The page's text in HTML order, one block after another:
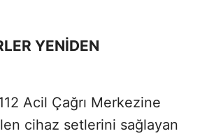
YENİDEN
Acil Çağrı Merkezine
cihaz setlerini sağlayan